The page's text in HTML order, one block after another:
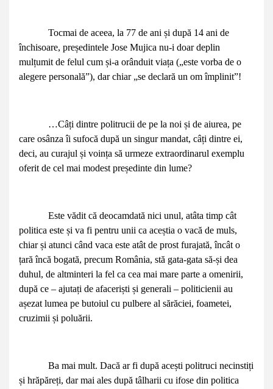
Tocmai de aceea, la 77 de ani și după 14 ani de
închisoare, președintele Jose Mujica nu-i doar deplin
mulțumit de felul cum și-a orânduit viața („este vorba de o
alegere personală”), dar chiar „se declară un om împlinit”!
…Câți dintre politrucii de pe la noi și de aiurea, pe
care osânza îi sufocă după un singur mandat, câți dintre ei,
deci, au curajul și voința să urmeze extraordinarul exemplu
oferit de cel mai modest președinte din lume?
Este vădit că deocamdată nici unul, atâta timp cât
politica este și va fi pentru unii ca aceștia o vacă de muls,
chiar și atunci când vaca este atât de prost furajată, încât o
țară încă bogată, precum România, stă gata-gata să-și dea
duhul, de altminteri la fel ca cea mai mare parte a omenirii,
după ce – ajutați de afaceriști și generali – politicienii au
așezat lumea pe butoiul cu pulbere al sărăciei, foametei,
cruzimii și poluării.
Ba mai mult. Dacă ar fi după acești politruci necinstiți
și hrăpăreți, dar mai ales după tâlharii cu ifose din politica